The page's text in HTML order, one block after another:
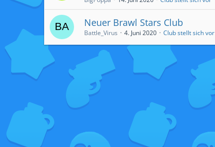
Neuer Brawl Stars Club
Battle_Virus 4. Juni 2020 Club stellt sich vor